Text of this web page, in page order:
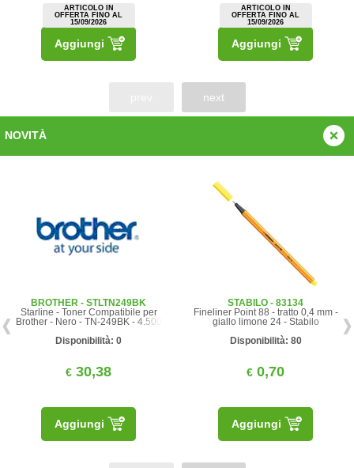
ARTICOLO IN
OFFERTA FINO AL
15/09/2026
Aggiungi
ARTICOLO IN
OFFERTA FINO AL
15/09/2026
Aggiungi
next
NOVITÀ
BROTHER - STLTN249BK
Starline - Toner Compatibile per
Brother - Nero - TN-249BK - 4.500
Disponibilità: 0
€ 30,38
Aggiungi
STABILO - 83134
Fineliner Point 88 - tratto 0,4 mm -
giallo limone 24 - Stabilo
Disponibilità: 80
€ 0,70
Aggiungi